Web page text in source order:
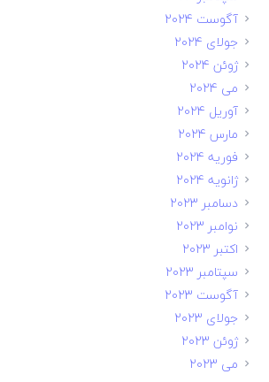
آگوست 2024
جولای 2024
ژوئن 2024
می 2024
آوریل 2024
مارس 2024
فوریه 2024
ژانویه 2024
دسامبر 2023
نوامبر 2023
اکتبر 2023
سپتامبر 2023
آگوست 2023
جولای 2023
ژوئن 2023
می 2023